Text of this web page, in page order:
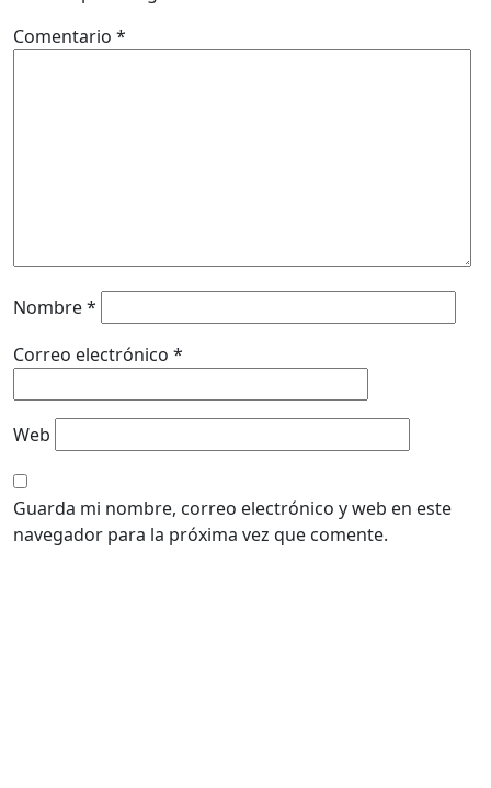
Comentario *
Nombre*
Correo electrónico *
Web
Guarda mi nombre, correo electrónico y web en este
navegador para la próxima vez que comente.